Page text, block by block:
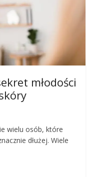
młodości
wielu osób, które
dłużej. Wiele